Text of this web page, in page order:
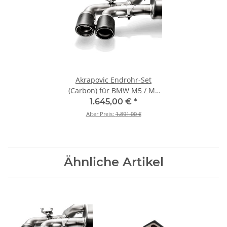
Akrapovic Endrohr-Set
(Carbon) für BMW M5 / M5
Competition (F90) BJ 2018 >
2023 (TP-CT/47/RS)
1.645,00 € *
Alter Preis:1.891,00 €
Ähnliche Artikel